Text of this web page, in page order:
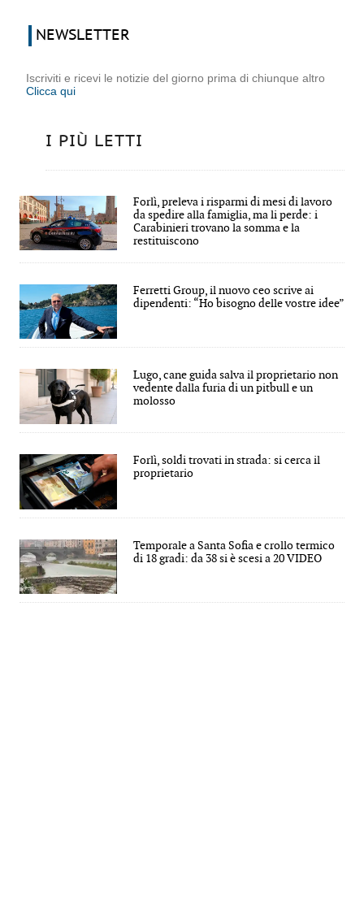
NEWSLETTER
Iscriviti e ricevi le notizie del giorno prima di chiunque altro
Clicca qui
I PIÙ LETTI
Forlì, preleva i risparmi di mesi di lavoro
da spedire alla famiglia, ma li perde: i
Carabinieri trovano la somma e la
restituiscono
Ferretti Group, il nuovo ceo scrive ai
dipendenti: “Ho bisogno delle vostre idee”
Lugo, cane guida salva il proprietario non
vedente dalla furia di un pitbull e un
molosso
Forlì, soldi trovati in strada: si cerca il
proprietario
Temporale a Santa Sofia e crollo termico
di 18 gradi: da 38 si è scesi a 20 VIDEO